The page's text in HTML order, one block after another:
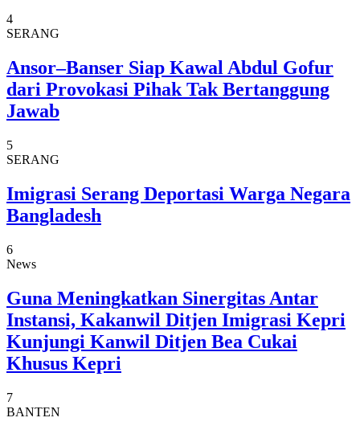
4
SERANG
Ansor–Banser Siap Kawal Abdul Gofur
dari Provokasi Pihak Tak Bertanggung
Jawab
5
SERANG
Imigrasi Serang Deportasi Warga Negara
Bangladesh
6
News
Guna Meningkatkan Sinergitas Antar
Instansi, Kakanwil Ditjen Imigrasi Kepri
Kunjungi Kanwil Ditjen Bea Cukai
Khusus Kepri
7
BANTEN